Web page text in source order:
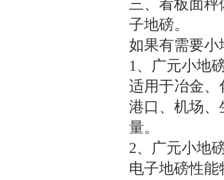
三、看板面
子地磅。
如果有需要
1、广元小地
适用于冶金
港口、机场
量。
2、广元小地
电子地磅性能